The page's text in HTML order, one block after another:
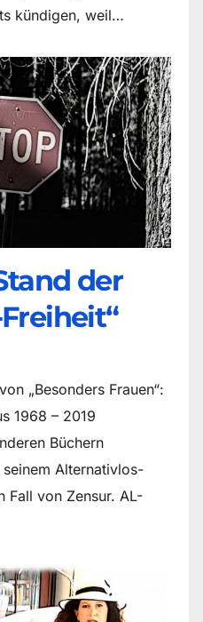
kündigen, weil…
der
„Besonders Frauen“:
1968 – 2019
Büchern
Alternativlos-
Fall von Zensur. AL-